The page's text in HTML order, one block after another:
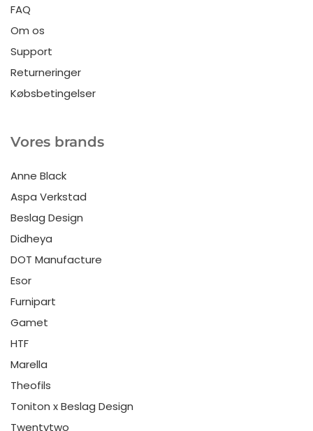
FAQ
Om os
Support
Returneringer
Købsbetingelser
Vores brands
Anne Black
Aspa Verkstad
Beslag Design
Didheya
DOT Manufacture
Esor
Furnipart
Gamet
HTF
Marella
Theofils
Toniton x Beslag Design
Twentytwo